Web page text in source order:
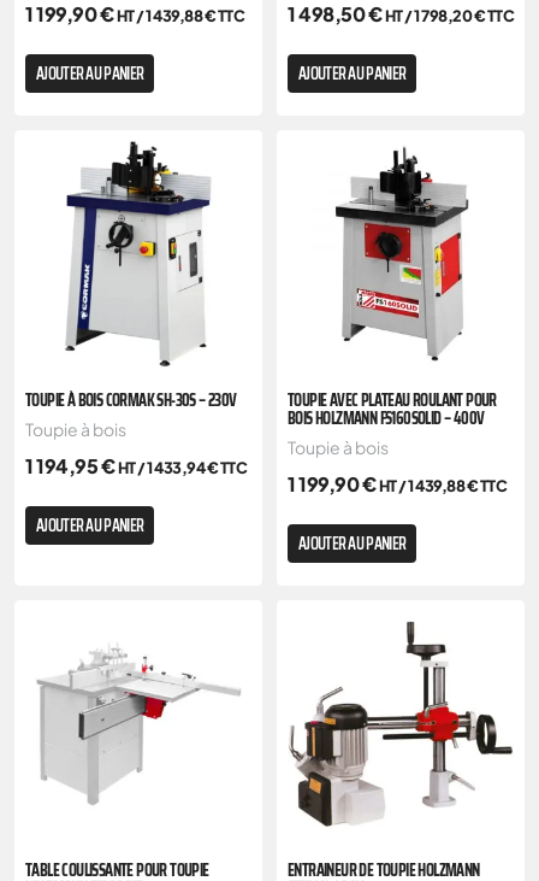
1 199,90€HT /1 439,88€TTC
AJOUTER AU PANIER
1 498,50€HT /1 798,20€TTC
AJOUTER AU PANIER
TOUPIE À BOIS CORMAK SH-30S – 230V
Toupie à bois
1 194,95€HT /1 433,94€TTC
AJOUTER AU PANIER
TOUPIE AVEC PLATEAU ROULANT POUR
BOIS HOLZMANN FS160SOLID – 400V
Toupie à bois
1 199,90€HT /1 439,88€TTC
AJOUTER AU PANIER
TABLE COULISSANTE POUR TOUPIE ENTRAINEUR DE TOUPIE HOLZMANN